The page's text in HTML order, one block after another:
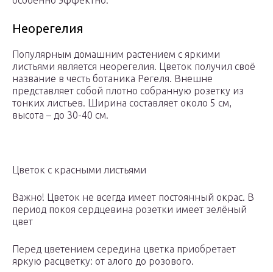
Неорегелия
Популярным домашним растением с яркими
листьями является неорегелия. Цветок получил своё
название в честь ботаника Регеля. Внешне
представляет собой плотно собранную розетку из
тонких листьев. Ширина составляет около 5 см,
высота – до 30-40 см.
Цветок с красными листьями
Важно! Цветок не всегда имеет постоянный окрас. В
период покоя сердцевина розетки имеет зелёный
цвет
Перед цветением середина цветка приобретает
яркую расцветку: от алого до розового.